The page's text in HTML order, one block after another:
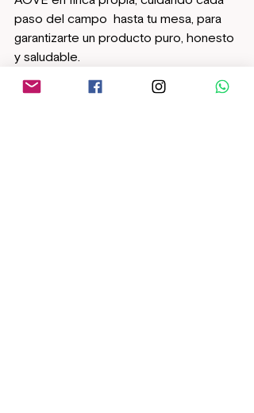
paso del campo  hasta tu mesa, para
garantizarte un producto puro, honesto
y saludable.
Aunque el AOVE puede ayudarte a
mejorar tu perfil lipídico, la salud